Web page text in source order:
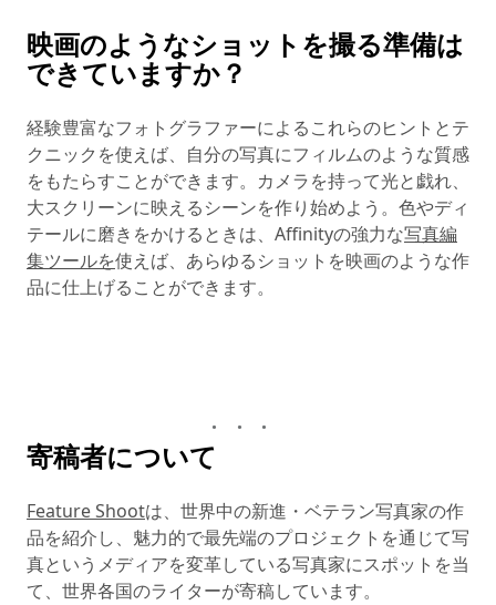
映画のようなショットを撮る準備は
できていますか？
経験豊富なフォトグラファーによるこれらのヒントとテ
クニックを使えば、自分の写真にフィルムのような質感
をもたらすことができます。カメラを持って光と戯れ、
大スクリーンに映えるシーンを作り始めよう。色やディ
テールに磨きをかけるときは、Affinityの強力な写真編
集ツールを使えば、あらゆるショットを映画のような作
品に仕上げることができます。
寄稿者について
Feature Shootは、世界中の新進・ベテラン写真家の作
品を紹介し、魅力的で最先端のプロジェクトを通じて写
真というメディアを変革している写真家にスポットを当
て、世界各国のライターが寄稿しています。